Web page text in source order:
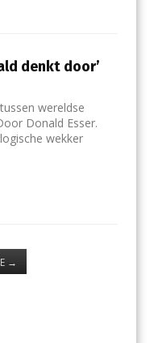
denkt door’
wereldse
Donald Esser.
wekker
→